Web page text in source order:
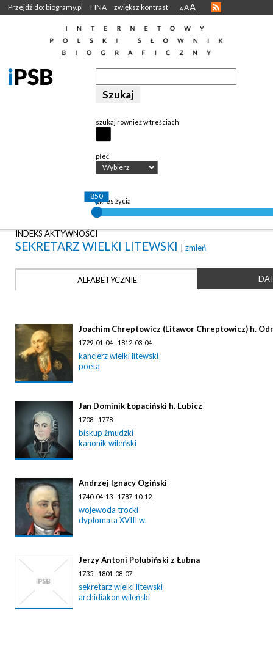
Przejdź do: biogramy.pl FINA zwiększ kontrast A AA
szukaj również w treściach
płeć
Wybierz
okres życia
850
INDEKS AKTYWNOŚCI
SEKRETARZ WIELKI LITEWSKI | zmień
ALFABETYCZNIE
Joachim Chreptowicz (Litawor Chreptowicz) h.
1729-01-04 - 1812-03-04
kanclerz wielki litewski
poeta
Jan Dominik Łopaciński h. Lubicz
1708 - 1778
biskup żmudzki
kanonik wileński
Andrzej Ignacy Ogiński
1740-04-13 - 1787-10-12
wojewoda trocki
dyplomata XVIII w.
Jerzy Antoni Połubiński z Łubna
1735 - 1801-08-07
sekretarz wielki litewski
archidiakon wileński